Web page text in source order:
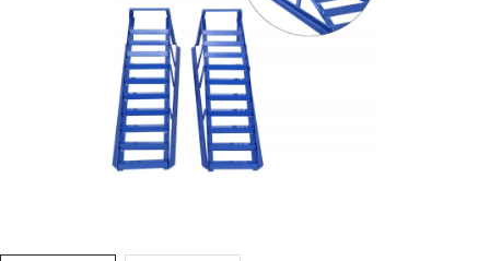
Dětská hřiště
Autodoplňky
Vánoce